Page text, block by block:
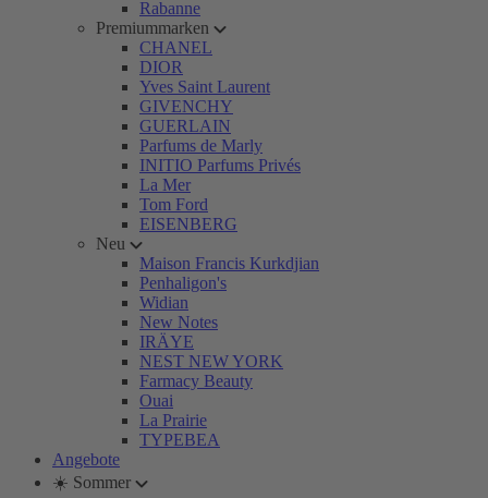
Rabanne
Premiummarken
CHANEL
DIOR
Yves Saint Laurent
GIVENCHY
GUERLAIN
Parfums de Marly
INITIO Parfums Privés
La Mer
Tom Ford
EISENBERG
Neu
Maison Francis Kurkdjian
Penhaligon's
Widian
New Notes
IRÄYE
NEST NEW YORK
Farmacy Beauty
Ouai
La Prairie
TYPEBEA
Angebote
☀️ Sommer